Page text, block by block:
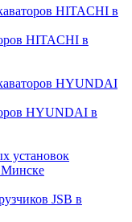
HITACHI в
HITACHI в
HYUNDAI
HYUNDAI в
установок
JSB в